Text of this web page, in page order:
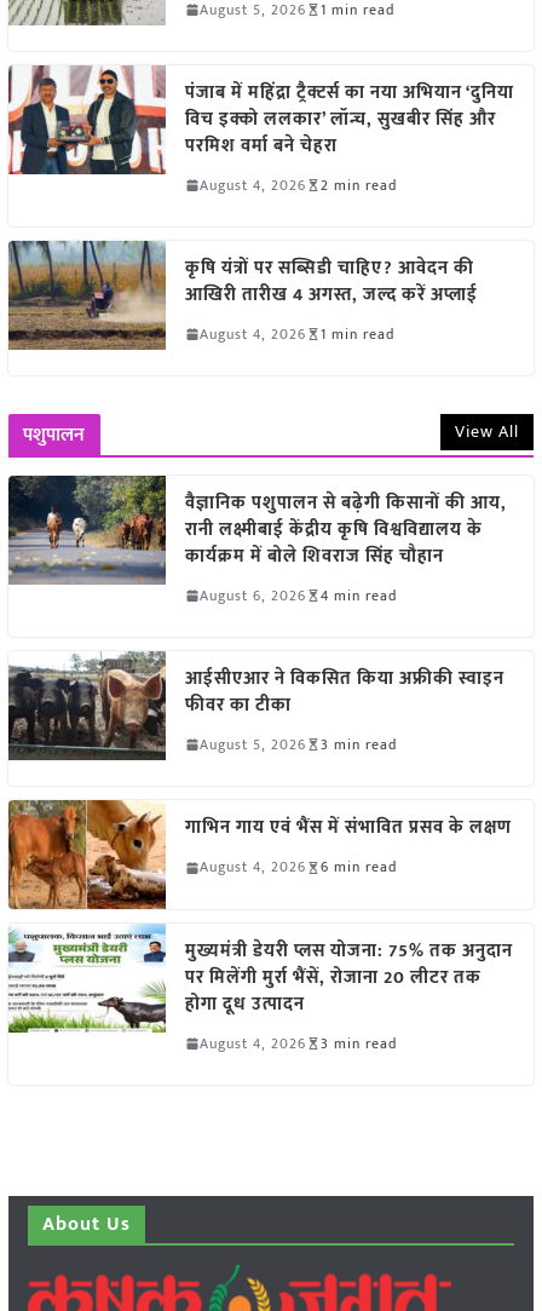
August 5, 2026 1 min read
पंजाब में महिंद्रा ट्रैक्टर्स का नया अभियान ‘दुनिया
विच इक्को ललकार’ लॉन्च, सुखबीर सिंह और
परमिश वर्मा बने चेहरा
August 4, 2026 2 min read
कृषि यंत्रों पर सब्सिडी चाहिए? आवेदन की
आखिरी तारीख 4 अगस्त, जल्द करें अप्लाई
August 4, 2026 1 min read
पशुपालन View All
वैज्ञानिक पशुपालन से बढ़ेगी किसानों की आय,
रानी लक्ष्मीबाई केंद्रीय कृषि विश्वविद्यालय के
कार्यक्रम में बोले शिवराज सिंह चौहान
August 6, 2026 4 min read
आईसीएआर ने विकसित किया अफ्रीकी स्वाइन
फीवर का टीका
August 5, 2026 3 min read
गाभिन गाय एवं भैंस में संभावित प्रसव के लक्षण
August 4, 2026 6 min read
मुख्यमंत्री डेयरी प्लस योजना: 75% तक अनुदान
पर मिलेंगी मुर्रा भैंसें, रोजाना 20 लीटर तक
होगा दूध उत्पादन
August 4, 2026 3 min read
About Us